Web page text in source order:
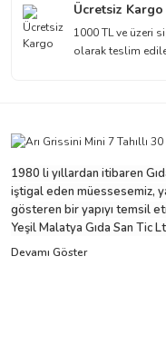
Ürün açıklamasında
Ürün bilgilerinde
Ücretsiz Kargo
1000 TL ve üzeri
olarak teslim
1980 li yıllardan itibaren
iştigal eden müessesemiz,
gösteren bir yapıyı temsil
Yeşil Malatya Gıda San Tic
Yeryüzü Gıda Temz ve Kırt